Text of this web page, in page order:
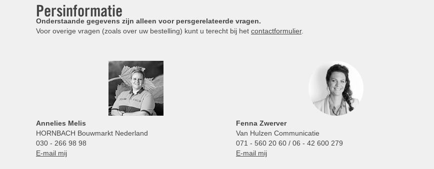
Persinformatie
Onderstaande gegevens zijn alleen voor persgerelateerde vragen.
Voor overige vragen (zoals over uw bestelling) kunt u terecht bij het contactformulier.
Annelies Melis
HORNBACH Bouwmarkt Nederland
030 - 266 98 98
E-mail mij
Fenna Zwerver
Van Hulzen Communicatie
071 - 560 20 60 / 06 - 42 600 279
E-mail mij